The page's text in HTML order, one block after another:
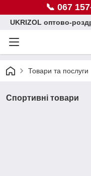
📞 067
UKRIZOL оптово-
Товари та послуги
Спортивні товари